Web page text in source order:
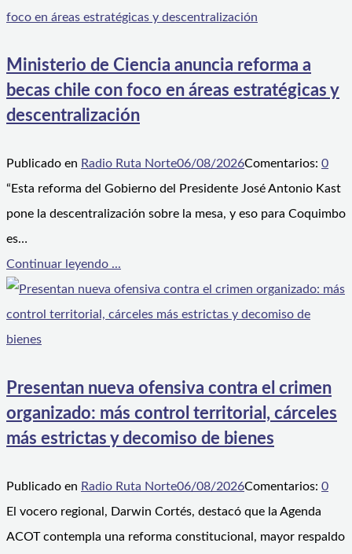
Ministerio de Ciencia anuncia reforma a
becas chile con foco en áreas estratégicas y
descentralización
Publicado en Radio Ruta Norte06/08/2026Comentarios: 0
“Esta reforma del Gobierno del Presidente José Antonio Kast
pone la descentralización sobre la mesa, y eso para Coquimbo
es…
Continuar leyendo ...
Presentan nueva ofensiva contra el crimen
organizado: más control territorial, cárceles
más estrictas y decomiso de bienes
Publicado en Radio Ruta Norte06/08/2026Comentarios: 0
El vocero regional, Darwin Cortés, destacó que la Agenda
ACOT contempla una reforma constitucional, mayor respaldo